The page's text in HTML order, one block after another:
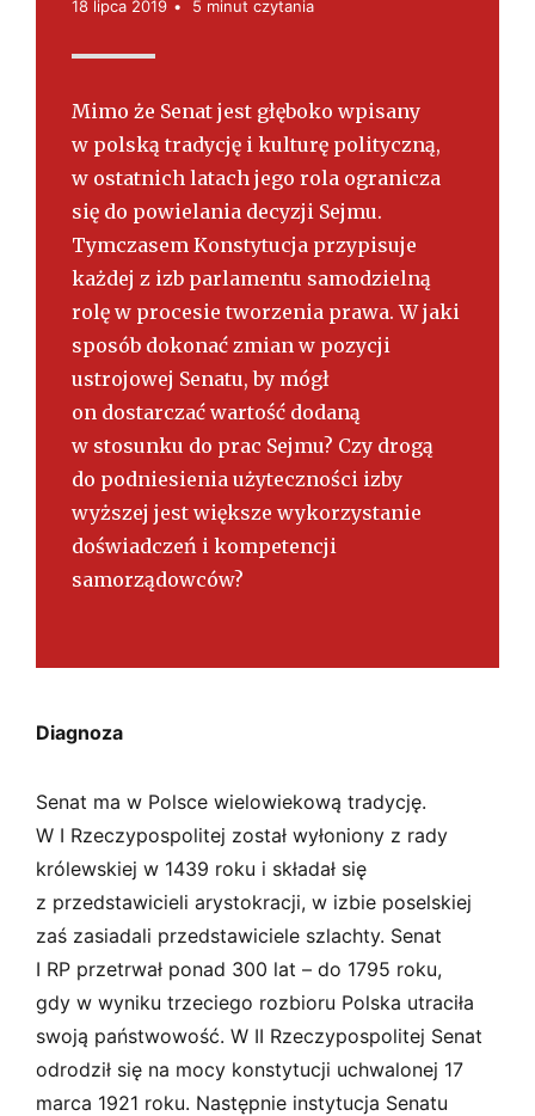
s
i
18 lipca 2019 5 minut czytania
Mimo że Senat jest głęboko wpisany
w polską tradycję i kulturę polityczną,
w ostatnich latach jego rola ogranicza
się do powielania decyzji Sejmu.
Tymczasem Konstytucja przypisuje
każdej z izb parlamentu samodzielną
rolę w procesie tworzenia prawa. W jaki
sposób dokonać zmian w pozycji
ustrojowej Senatu, by mógł
on dostarczać wartość dodaną
w stosunku do prac Sejmu? Czy drogą
do podniesienia użyteczności izby
wyższej jest większe wykorzystanie
doświadczeń i kompetencji
samorządowców?
Diagnoza
Senat ma w Polsce wielowiekową tradycję.
W I Rzeczypospolitej został wyłoniony z rady
królewskiej w 1439 roku i składał się
z przedstawicieli arystokracji, w izbie poselskiej
zaś zasiadali przedstawiciele szlachty. Senat
I RP przetrwał ponad 300 lat – do 1795 roku,
gdy w wyniku trzeciego rozbioru Polska utraciła
swoją państwowość. W II Rzeczypospolitej Senat
odrodził się na mocy konstytucji uchwalonej 17
marca 1921 roku. Następnie instytucja Senatu